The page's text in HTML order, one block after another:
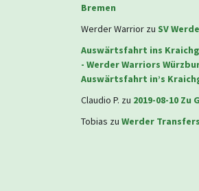
Bremen
Werder Warrior zu SV
Auswärtsfahrt ins
- Werder Warriors
Auswärtsfahrt in’s
Claudio P. zu 2019-08-10
Tobias zu Werder